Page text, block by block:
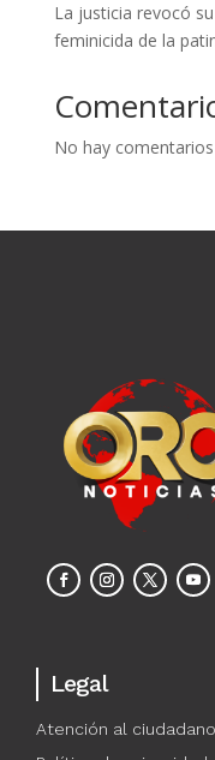
La justicia revocó
feminicida de la
No hay
Legal
Atención al ciudadano